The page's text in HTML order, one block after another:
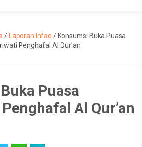
/ Laporan Infaq / Konsumsi Buka Puasa
Penghafal Al Qur’an
Puasa
Al Qur’an